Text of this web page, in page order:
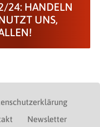
24: HANDELN
UNS,
Newsletter